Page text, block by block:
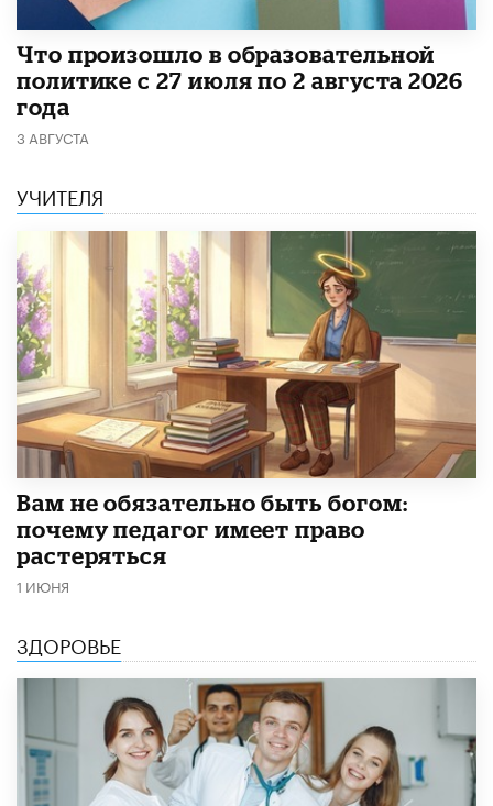
​Что произошло в образовательной
политике с 27 июля по 2 августа 2026
года
3 АВГУСТА
УЧИТЕЛЯ
​Вам не обязательно быть богом:
почему педагог имеет право
растеряться
1 ИЮНЯ
ЗДОРОВЬЕ